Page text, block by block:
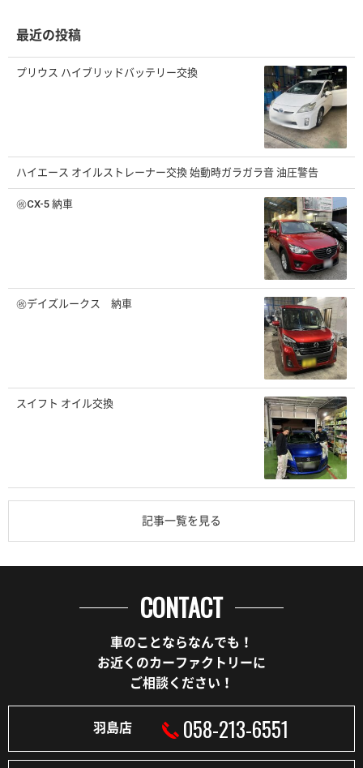
ブ
最近の投稿
プリウス ハイブリッドバッテリー交換
ハイエース オイルストレーナー交換 始動時ガラガラ音 油圧警告
㊗️CX-5 納車
㊗️デイズルークス 納車
スイフト オイル交換
記事一覧を見る
CONTACT
車のことならなんでも！
お近くのカーファクトリーに
ご相談ください！
羽島店 058-213-6551